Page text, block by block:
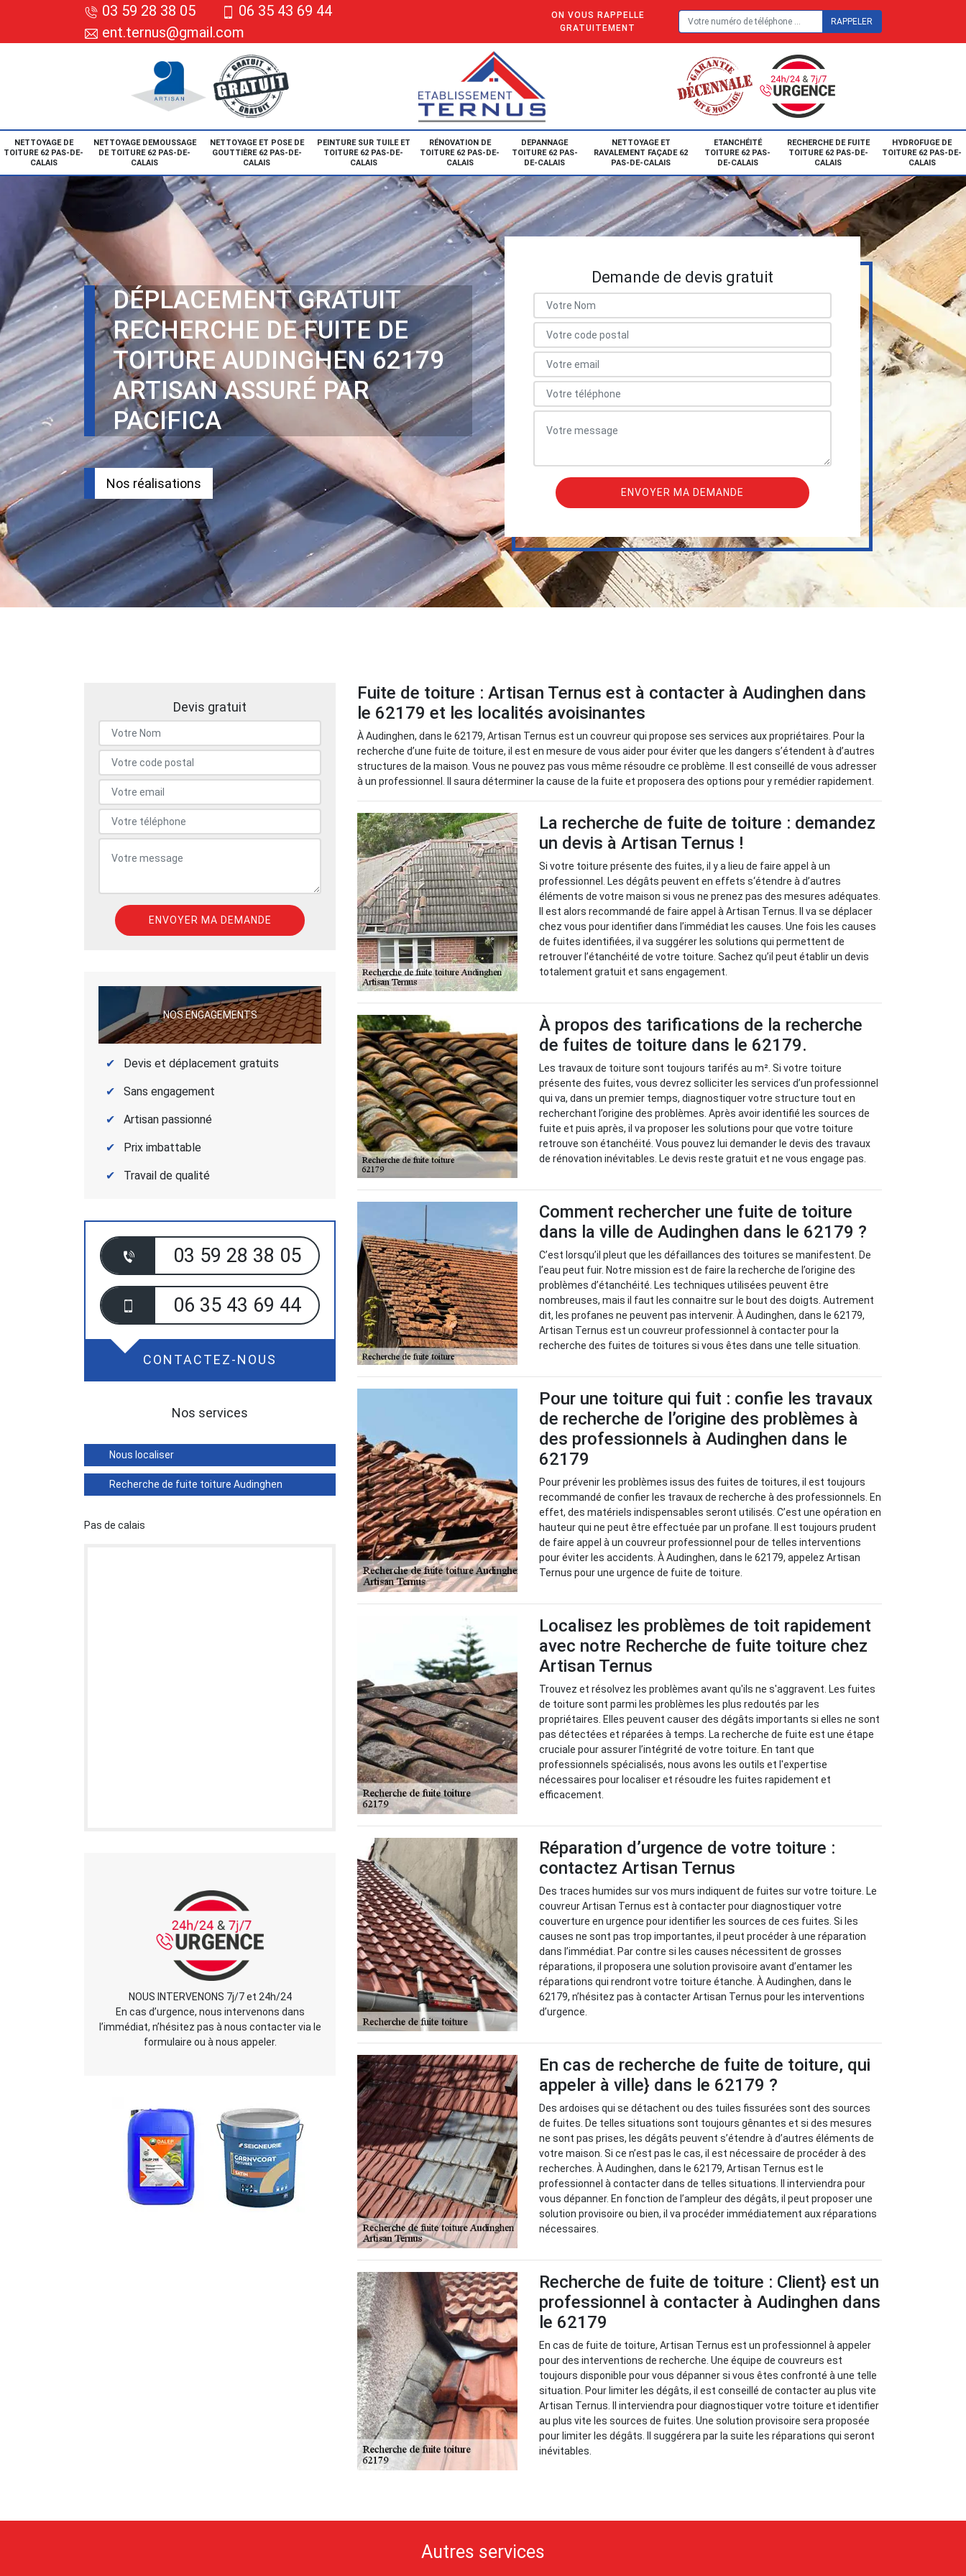
03 59 28 38 05
06 35 43 69 44
ent.ternus@gmail.com
ON VOUS RAPPELLE
GRATUITEMENT
NETTOYAGE DE
TOITURE 62 PAS-DE-
CALAIS
NETTOYAGE DEMOUSSAGE
DE TOITURE 62 PAS-DE-
CALAIS
NETTOYAGE ET POSE DE
GOUTTIÈRE 62 PAS-DE-
CALAIS
PEINTURE SUR TUILE ET
TOITURE 62 PAS-DE-
CALAIS
RÉNOVATION DE
TOITURE 62 PAS-DE-
CALAIS
DEPANNAGE
TOITURE 62 PAS-
DE-CALAIS
NETTOYAGE ET
RAVALEMENT FAÇADE 62
PAS-DE-CALAIS
ETANCHÉITÉ
TOITURE 62 PAS-
DE-CALAIS
RECHERCHE DE FUITE
TOITURE 62 PAS-DE-
CALAIS
HYDROFUGE DE
TOITURE 62 PAS-DE-
CALAIS
DÉPLACEMENT GRATUIT
RECHERCHE DE FUITE DE
TOITURE AUDINGHEN 62179
ARTISAN ASSURÉ PAR
PACIFICA
Nos réalisations
Demande de devis gratuit
Devis gratuit
NOS ENGAGEMENTS
Devis et déplacement gratuits
Sans engagement
Artisan passionné
Prix imbattable
Travail de qualité
03 59 28 38 05
06 35 43 69 44
CONTACTEZ-NOUS
Nos services
Nous localiser
Recherche de fuite toiture Audinghen
Pas de calais
NOUS INTERVENONS 7j/7 et 24h/24
En cas d’urgence, nous intervenons dans
l’immédiat, n’hésitez pas à nous contacter via le
formulaire ou à nous appeler.
Fuite de toiture : Artisan Ternus est à contacter à Audinghen dans
le 62179 et les localités avoisinantes
À Audinghen, dans le 62179, Artisan Ternus est un couvreur qui propose ses services aux propriétaires. Pour la
recherche d’une fuite de toiture, il est en mesure de vous aider pour éviter que les dangers s’étendent à d’autres
structures de la maison. Vous ne pouvez pas vous même résoudre ce problème. Il est conseillé de vous adresser
à un professionnel. Il saura déterminer la cause de la fuite et proposera des options pour y remédier rapidement.
La recherche de fuite de toiture : demandez
un devis à Artisan Ternus !
Si votre toiture présente des fuites, il y a lieu de faire appel à un
professionnel. Les dégâts peuvent en effets s‘étendre à d’autres
éléments de votre maison si vous ne prenez pas des mesures adéquates.
Il est alors recommandé de faire appel à Artisan Ternus. Il va se déplacer
chez vous pour identifier dans l’immédiat les causes. Une fois les causes
de fuites identifiées, il va suggérer les solutions qui permettent de
retrouver l’étanchéité de votre toiture. Sachez qu’il peut établir un devis
totalement gratuit et sans engagement.
À propos des tarifications de la recherche
de fuites de toiture dans le 62179.
Les travaux de toiture sont toujours tarifés au m². Si votre toiture
présente des fuites, vous devrez solliciter les services d’un professionnel
qui va, dans un premier temps, diagnostiquer votre structure tout en
recherchant l’origine des problèmes. Après avoir identifié les sources de
fuite et puis après, il va proposer les solutions pour que votre toiture
retrouve son étanchéité. Vous pouvez lui demander le devis des travaux
de rénovation inévitables. Le devis reste gratuit et ne vous engage pas.
Comment rechercher une fuite de toiture
dans la ville de Audinghen dans le 62179 ?
C’est lorsqu’il pleut que les défaillances des toitures se manifestent. De
l’eau peut fuir. Notre mission est de faire la recherche de l’origine des
problèmes d’étanchéité. Les techniques utilisées peuvent être
nombreuses, mais il faut les connaitre sur le bout des doigts. Autrement
dit, les profanes ne peuvent pas intervenir. À Audinghen, dans le 62179,
Artisan Ternus est un couvreur professionnel à contacter pour la
recherche des fuites de toitures si vous êtes dans une telle situation.
Pour une toiture qui fuit : confie les travaux
de recherche de l’origine des problèmes à
des professionnels à Audinghen dans le
62179
Pour prévenir les problèmes issus des fuites de toitures, il est toujours
recommandé de confier les travaux de recherche à des professionnels. En
effet, des matériels indispensables seront utilisés. C’est une opération en
hauteur qui ne peut être effectuée par un profane. Il est toujours prudent
de faire appel à un couvreur professionnel pour de telles interventions
pour éviter les accidents. À Audinghen, dans le 62179, appelez Artisan
Ternus pour une urgence de fuite de toiture.
Localisez les problèmes de toit rapidement
avec notre Recherche de fuite toiture chez
Artisan Ternus
Trouvez et résolvez les problèmes avant qu'ils ne s'aggravent. Les fuites
de toiture sont parmi les problèmes les plus redoutés par les
propriétaires. Elles peuvent causer des dégâts importants si elles ne sont
pas détectées et réparées à temps. La recherche de fuite est une étape
cruciale pour assurer l’intégrité de votre toiture. En tant que
professionnels spécialisés, nous avons les outils et l'expertise
nécessaires pour localiser et résoudre les fuites rapidement et
efficacement.
Réparation d’urgence de votre toiture :
contactez Artisan Ternus
Des traces humides sur vos murs indiquent de fuites sur votre toiture. Le
couvreur Artisan Ternus est à contacter pour diagnostiquer votre
couverture en urgence pour identifier les sources de ces fuites. Si les
causes ne sont pas trop importantes, il peut procéder à une réparation
dans l’immédiat. Par contre si les causes nécessitent de grosses
réparations, il proposera une solution provisoire avant d’entamer les
réparations qui rendront votre toiture étanche. À Audinghen, dans le
62179, n’hésitez pas à contacter Artisan Ternus pour les interventions
d’urgence.
En cas de recherche de fuite de toiture, qui
appeler à ville} dans le 62179 ?
Des ardoises qui se détachent ou des tuiles fissurées sont des sources
de fuites. De telles situations sont toujours gênantes et si des mesures
ne sont pas prises, les dégâts peuvent s’étendre à d’autres éléments de
votre maison. Si ce n’est pas le cas, il est nécessaire de procéder à des
recherches. À Audinghen, dans le 62179, Artisan Ternus est le
professionnel à contacter dans de telles situations. Il interviendra pour
vous dépanner. En fonction de l’ampleur des dégâts, il peut proposer une
solution provisoire ou bien, il va procéder immédiatement aux réparations
nécessaires.
Recherche de fuite de toiture : Client} est un
professionnel à contacter à Audinghen dans
le 62179
En cas de fuite de toiture, Artisan Ternus est un professionnel à appeler
pour des interventions de recherche. Une équipe de couvreurs est
toujours disponible pour vous dépanner si vous êtes confronté à une telle
situation. Pour limiter les dégâts, il est conseillé de contacter au plus vite
Artisan Ternus. Il interviendra pour diagnostiquer votre toiture et identifier
au plus vite les sources de fuites. Une solution provisoire sera proposée
pour limiter les dégâts. Il suggérera par la suite les réparations qui seront
inévitables.
Autres services